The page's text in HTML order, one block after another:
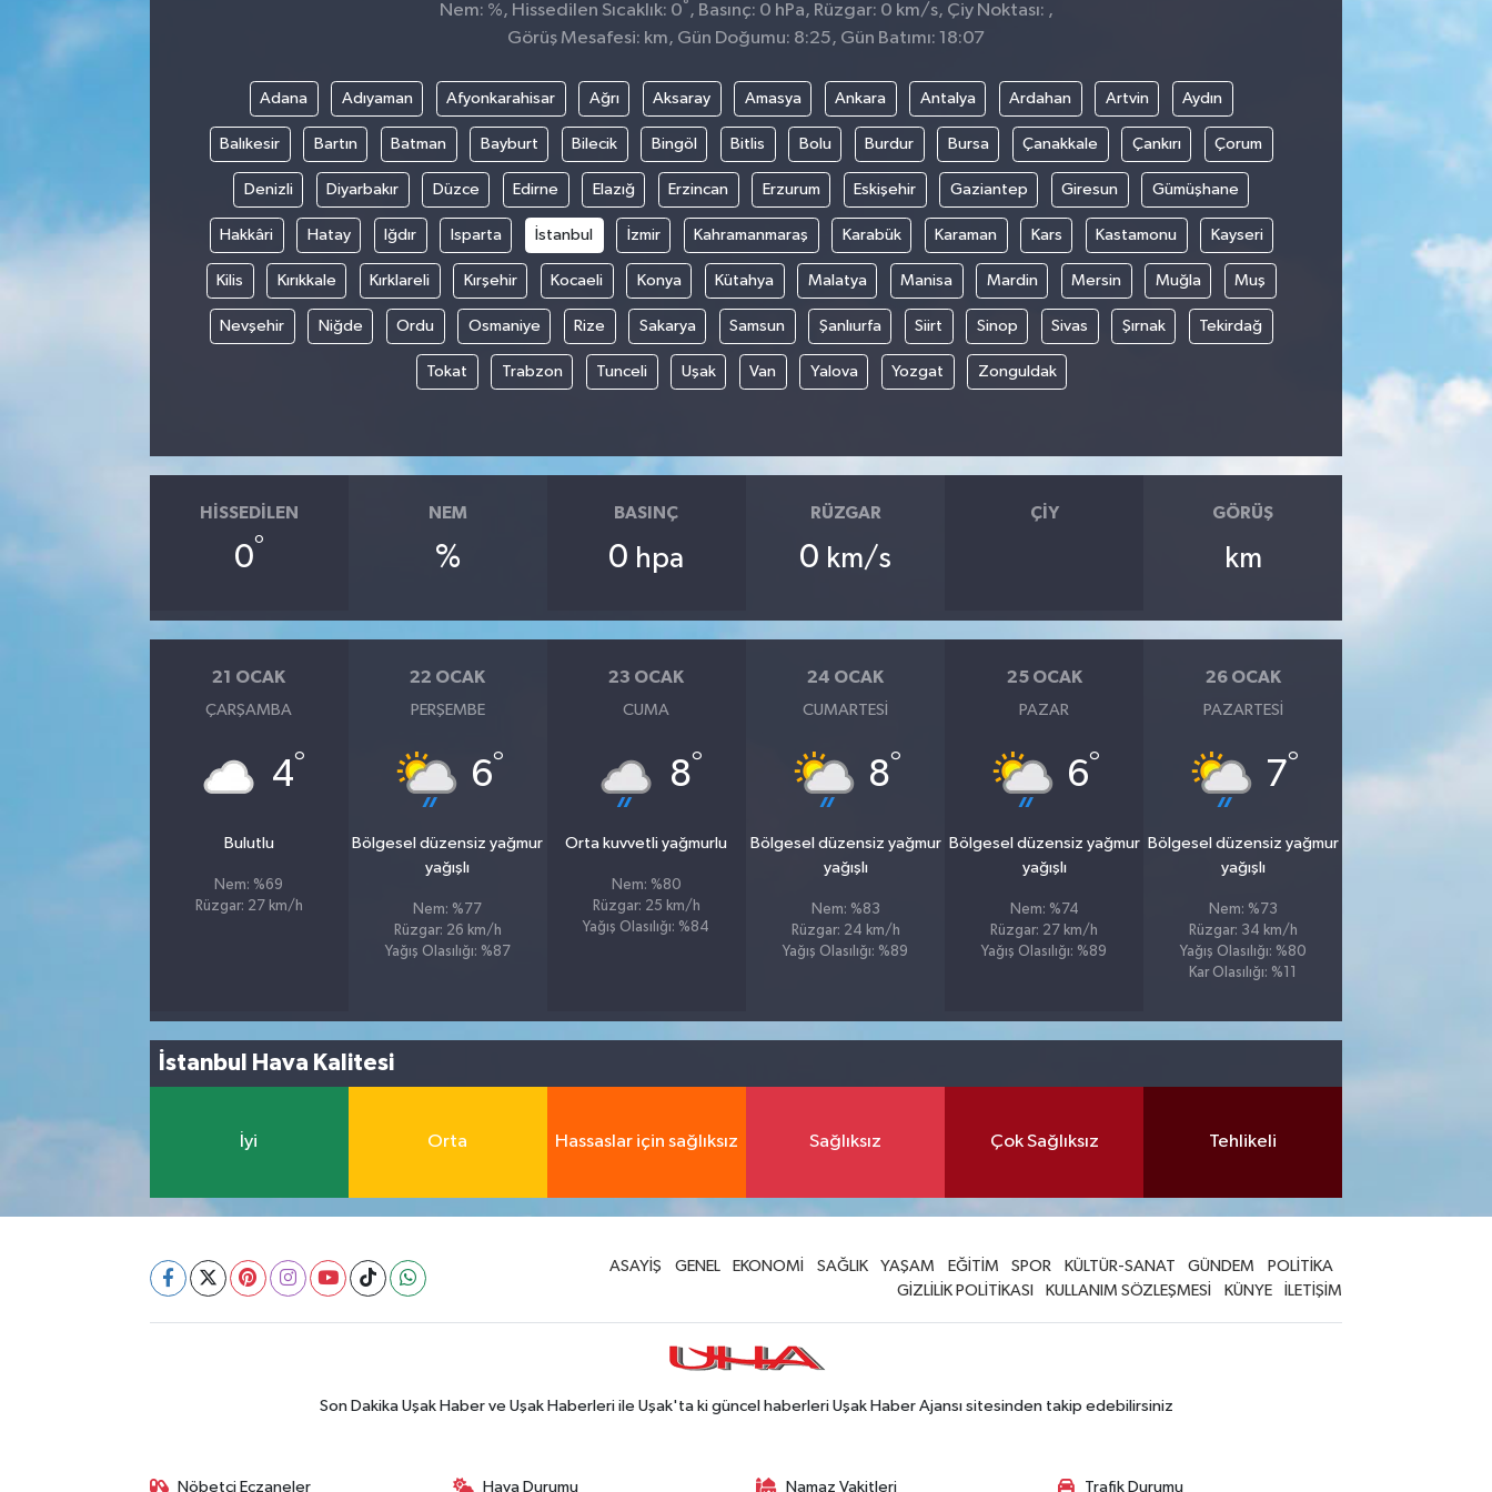
Nem: %, Hissedilen Sıcaklık: 0° , Basınç: 0 hPa, Rüzgar: 0 km/s, Çiy Noktası: ,
Görüş Mesafesi: km, Gün Doğumu: 8:25, Gün Batımı: 18:07
Adana Adıyaman Afyonkarahisar Ağrı Aksaray Amasya Ankara Antalya Ardahan Artvin Aydın
Balıkesir Bartın Batman Bayburt Bilecik Bingöl Bitlis Bolu Burdur Bursa Çanakkale Çankırı Çorum
Denizli Diyarbakır Düzce Edirne Elazığ Erzincan Erzurum Eskişehir Gaziantep Giresun Gümüşhane
Hakkâri Hatay Iğdır Isparta İstanbul İzmir Kahramanmaraş Karabük Karaman Kars Kastamonu Kayseri
Kilis Kırıkkale Kırklareli Kırşehir Kocaeli Konya Kütahya Malatya Manisa Mardin Mersin Muğla Muş
Nevşehir Niğde Ordu Osmaniye Rize Sakarya Samsun Şanlıurfa Siirt Sinop Sivas Şırnak Tekirdağ
Tokat Trabzon Tunceli Uşak Van Yalova Yozgat Zonguldak
HISSEDILEN
0°
NEM
%
BASINÇ
0 hpa
RÜZGAR
0 km/s
ÇIY GÖRÜŞ
km
21 OCAK
ÇARŞAMBA
4°
Bulutlu
Nem: %69
Rüzgar: 27 km/h
22 OCAK
PERŞEMBE
6°
Bölgesel düzensiz yağmur
yağışlı
Nem: %77
Rüzgar: 26 km/h
Yağış Olasılığı: %87
23 OCAK
CUMA
8°
Orta kuvvetli yağmurlu
Nem: %80
Rüzgar: 25 km/h
Yağış Olasılığı: %84
24 OCAK
CUMARTESI
8°
Bölgesel düzensiz yağmur
yağışlı
Nem: %83
Rüzgar: 24 km/h
Yağış Olasılığı: %89
25 OCAK
PAZAR
6°
Bölgesel düzensiz yağmur
yağışlı
Nem: %74
Rüzgar: 27 km/h
Yağış Olasılığı: %89
26 OCAK
PAZARTESI
7°
Bölgesel düzensiz yağmur
yağışlı
Nem: %73
Rüzgar: 34 km/h
Yağış Olasılığı: %80
Kar Olasılığı: %11
İstanbul Hava Kalitesi
İyi Orta Hassaslar için sağlıksız Sağlıksız Çok Sağlıksız Tehlikeli
ASAYİŞ GENEL EKONOMİ SAĞLIK YAŞAM EĞİTİM SPOR KÜLTÜR-SANAT GÜNDEM
POLİTİKA
GİZLİLİK POLİTİKASI
KULLANIM SÖZLEŞMESİ KÜNYE İLETİŞİM
Son Dakika Uşak Haber ve Uşak Haberleri ile Uşak'ta ki güncel haberleri Uşak Haber Ajansı sitesinden takip edebilirsiniz
Nöbetçi Eczaneler Hava Durumu Namaz Vakitleri Trafik Durumu
HABERDE İNSAN
BİLİM VE TEKNOLOJİ